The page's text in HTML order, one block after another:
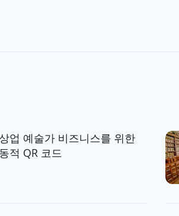
상업 예술가 비즈니스를 위한
동적 QR 코드